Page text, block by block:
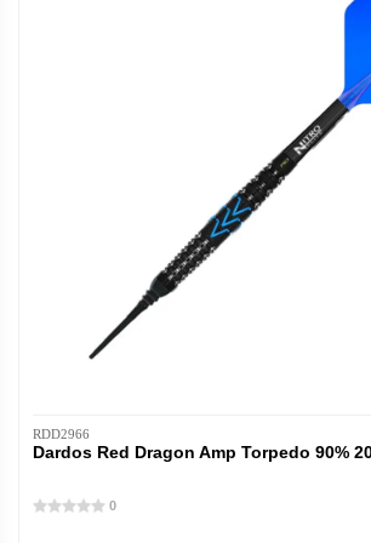
RDD2966
Dardos Red Dragon Amp Torpedo 90%
0